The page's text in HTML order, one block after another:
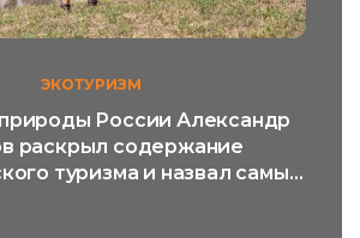
ЭКОТУРИЗМ
России Александр
раскрыл содержание
туризма и назвал самый